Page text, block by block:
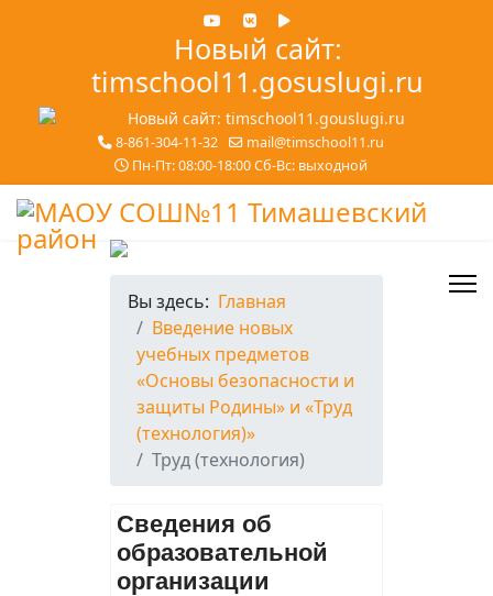
Новый сайт:
timschool11.gosuslugi.ru
8-861-304-11-32
mail@timschool11.ru
Пн-Пт: 08:00-18:00 Сб-Вс: выходной
Вы здесь: Главная
Введение новых
учебных предметов
«Основы безопасности и
защиты Родины» и «Труд
(технология)»
Труд (технология)
Сведения об
образовательной
организации